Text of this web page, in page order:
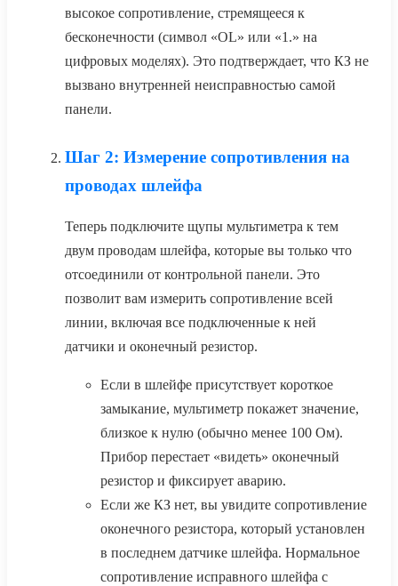
высокое сопротивление, стремящееся к
бесконечности (символ «OL» или «1.» на
цифровых моделях). Это подтверждает, что КЗ не
вызвано внутренней неисправностью самой
панели.
Шаг 2: Измерение сопротивления на
проводах шлейфа
Теперь подключите щупы мультиметра к тем
двум проводам шлейфа, которые вы только что
отсоединили от контрольной панели. Это
позволит вам измерить сопротивление всей
линии, включая все подключенные к ней
датчики и оконечный резистор.
Если в шлейфе присутствует короткое
замыкание, мультиметр покажет значение,
близкое к нулю (обычно менее 100 Ом).
Прибор перестает «видеть» оконечный
резистор и фиксирует аварию.
Если же КЗ нет, вы увидите сопротивление
оконечного резистора, который установлен
в последнем датчике шлейфа. Нормальное
сопротивление исправного шлейфа с